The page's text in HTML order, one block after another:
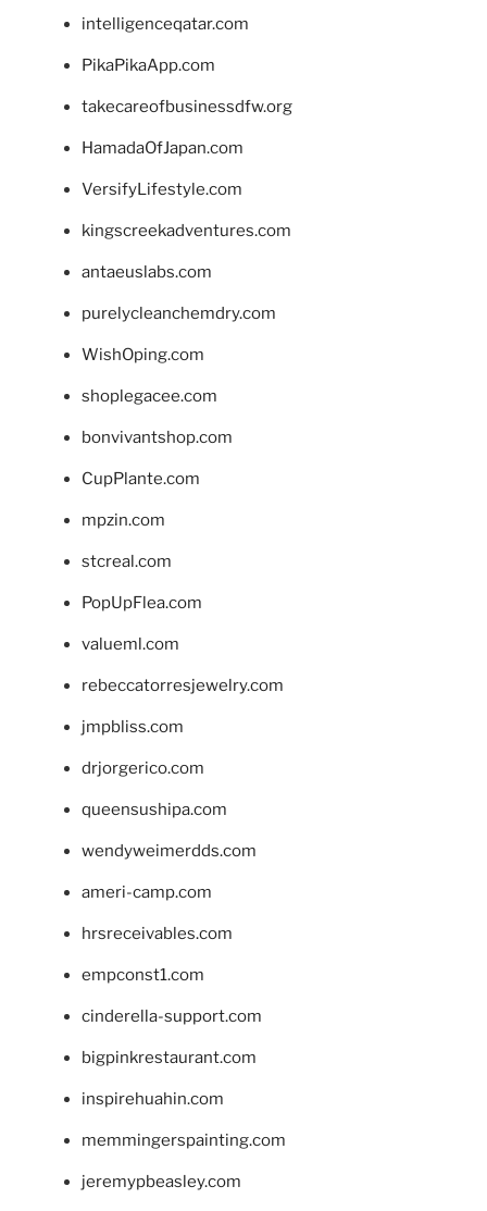
intelligenceqatar.com
PikaPikaApp.com
takecareofbusinessdfw.org
HamadaOfJapan.com
VersifyLifestyle.com
kingscreekadventures.com
antaeuslabs.com
purelycleanchemdry.com
WishOping.com
shoplegacee.com
bonvivantshop.com
CupPlante.com
mpzin.com
stcreal.com
PopUpFlea.com
valueml.com
rebeccatorresjewelry.com
jmpbliss.com
drjorgerico.com
queensushipa.com
wendyweimerdds.com
ameri-camp.com
hrsreceivables.com
empconst1.com
cinderella-support.com
bigpinkrestaurant.com
inspirehuahin.com
memmingerspainting.com
jeremypbeasley.com